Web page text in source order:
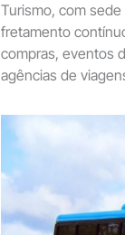
Turismo, com
fretamento
compras, eventos
agências de